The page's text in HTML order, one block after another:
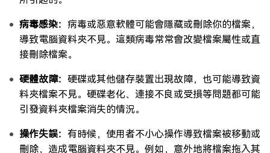
病毒感染： 病毒或惡意軟體可能會隱藏或刪除你的檔案，
導致電腦資料夾不見。這類病毒常常會改變檔案屬性或直
接刪除檔案。
硬體故障： 硬碟或其他儲存裝置出現故障，也可能導致資
料夾檔案不見。硬碟老化、連接不良或受損等問題都可能
引發資料夾檔案消失的情況。
操作失誤： 有時候，使用者不小心操作導致檔案被移動或
刪除，造成電腦資料夾不見。例如，意外地將檔案拖入其